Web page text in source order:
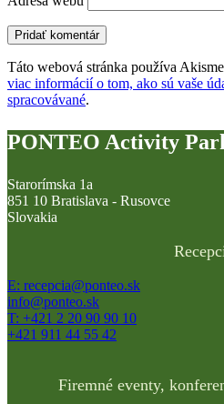
Táto webová stránka používa
viac informácií o tom, ako sú vaše
spracovávané.
PONTEO Activity
Starorímska 1a
851 10 Bratislava - Rusovce
Slovakia
E: recepcia@ponteo.sk
info@ponteo.sk
T: +421 2 20 90 90 10
+421 911 44 55 42
Firemné eventy,